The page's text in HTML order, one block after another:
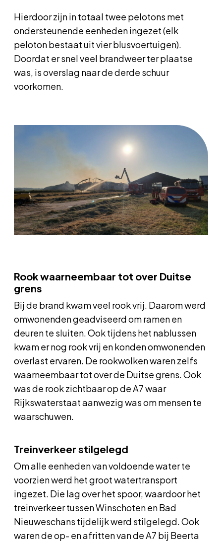
Hierdoor zijn in totaal twee pelotons met
ondersteunende eenheden ingezet (elk
peloton bestaat uit vier blusvoertuigen).
Doordat er snel veel brandweer ter plaatse
was, is overslag naar de derde schuur
voorkomen.
Rook waarneembaar tot over Duitse
grens
Bij de brand kwam veel rook vrij. Daarom werd
omwonenden geadviseerd om ramen en
deuren te sluiten. Ook tijdens het nablussen
kwam er nog rook vrij en konden omwonenden
overlast ervaren. De rookwolken waren zelfs
waarneembaar tot over de Duitse grens. Ook
was de rook zichtbaar op de A7 waar
Rijkswaterstaat aanwezig was om mensen te
waarschuwen.
Treinverkeer stilgelegd
Om alle eenheden van voldoende water te
voorzien werd het groot watertransport
ingezet. Die lag over het spoor, waardoor het
treinverkeer tussen Winschoten en Bad
Nieuweschans tijdelijk werd stilgelegd. Ook
waren de op- en afritten van de A7 bij Beerta